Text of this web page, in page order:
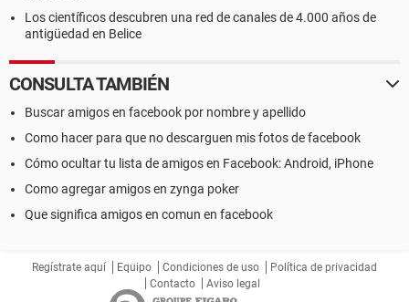
Los científicos descubren una red de canales de 4.000 años de
antigüedad en Belice
CONSULTA TAMBIÉN
Buscar amigos en facebook por nombre y apellido
Como hacer para que no descarguen mis fotos de facebook
Cómo ocultar tu lista de amigos en Facebook: Android, iPhone
Como agregar amigos en zynga poker
Que significa amigos en comun en facebook
Regístrate aquí Equipo Condiciones de uso
Política de privacidad
Contacto
Aviso legal